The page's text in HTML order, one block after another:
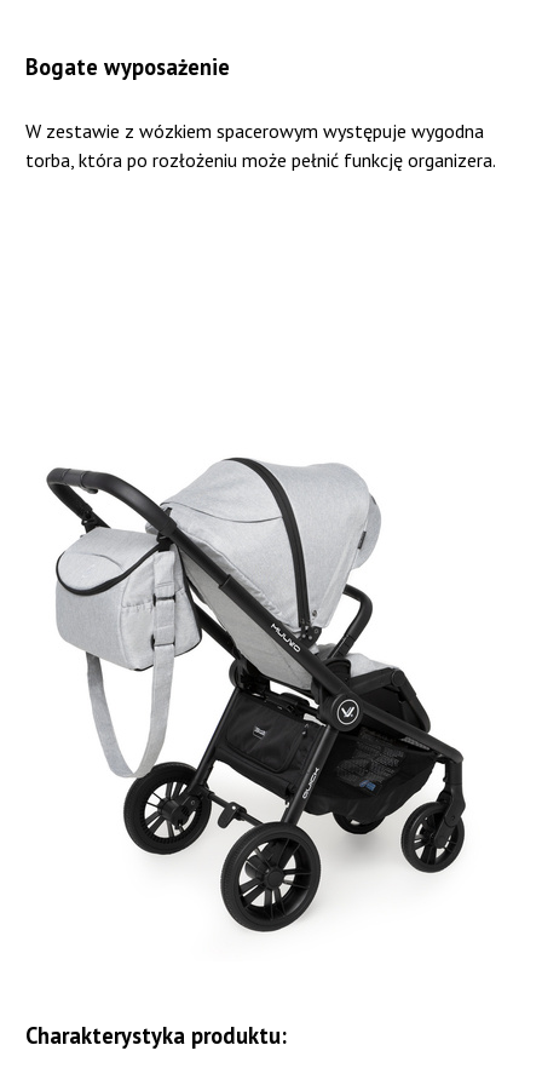
Bogate wyposażenie
W zestawie z wózkiem spacerowym występuje wygodna
torba, która po rozłożeniu może pełnić funkcję organizera.
Charakterystyka produktu: